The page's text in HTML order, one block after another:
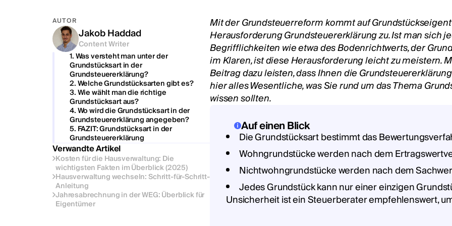
AUTOR
Jakob Haddad
Content Writer
1. Was versteht man unter der
Grundstücksart in der
Grundsteuererklärung?
‍2. Welche Grundstücksarten gibt es?
3. Wie wählt man die richtige
Grundstücksart aus?
4. Wo wird die Grundstücksart in der
Grundsteuererklärung angegeben?
5. FAZIT: Grundstücksart in der
Grundsteuererklärung
Verwandte Artikel
Kosten für die Hausverwaltung: Die
wichtigsten Fakten im Überblick (2025)
Hausverwaltung wechseln: Schritt-für-Schritt-
Anleitung
Jahresabrechnung in der WEG: Überblick für
Eigentümer
Mit der Grundsteuerreform kommt auf
Herausforderung Grundsteuererklärung zu. Ist man sich
Begrifflichkeiten wie etwa des Bodenrichtwerts, der
im Klaren, ist diese Herausforderung leicht zu meistern.
Beitrag dazu leisten, dass Ihnen die
hier alles Wesentliche, was Sie rund um das Thema
wissen sollten.
Auf einen Blick
Die Grundstücksart bestimmt das
Wohngrundstücke werden nach dem
Nichtwohngrundstücke werden nach dem
Jedes Grundstück kann nur einer einzigen
Unsicherheit ist ein Steuerberater empfehlenswert,